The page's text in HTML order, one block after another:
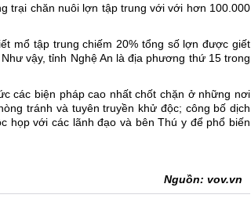
trại chăn nuôi lợn tập trung với với hơn 100.000
mổ tập trung chiếm 20% tổng số lợn được giết
vậy, tỉnh Nghệ An là địa phương thứ 15 trong
các biện pháp cao nhất chốt chặn ở những nơi
tránh và tuyên truyền khử độc; công bố dịch
họp với các lãnh đạo và bên Thú y để phổ biến
Nguồn: vov.vn